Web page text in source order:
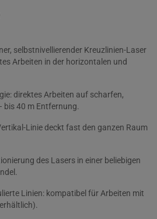
selbstnivellierender Kreuzlinien-Laser
Arbeiten in der horizontalen und
direktes Arbeiten auf scharfen,
bis 40 m Entfernung.
Linie deckt fast den ganzen Raum
des Lasers in einer beliebigen
Linien: kompatibel für Arbeiten mit